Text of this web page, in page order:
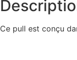
Ce pull est conçu